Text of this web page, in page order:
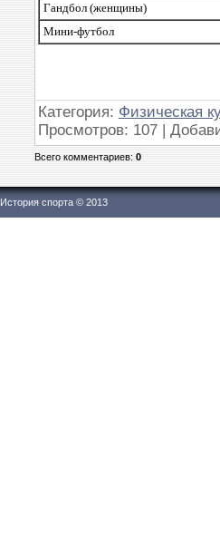
Гандбол (женщины)
Мини-футбол
Категория: Физическая
Просмотров: 107 |
Всего комментариев:0
История спорта © 2013